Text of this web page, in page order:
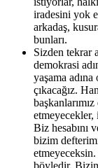
iradesini yok
arkadaş,
bunları.
Sizden tekrar
demokrasi
yaşama
çıkacağız.
etmeyecekler,
Biz hesabını
bizim